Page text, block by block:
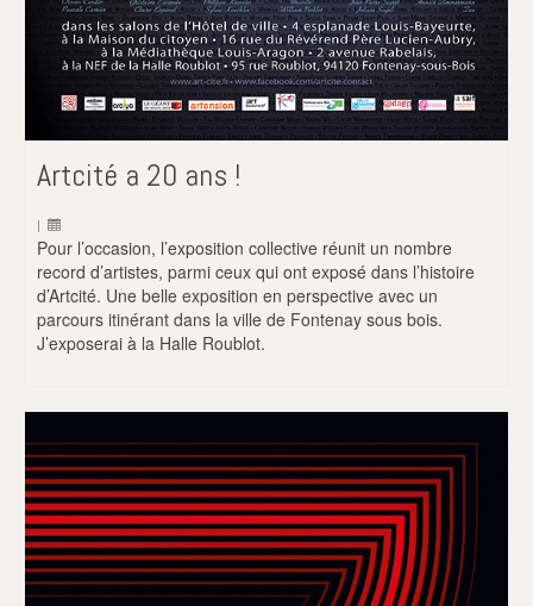
Artcité a 20 ans !
|
Pour l’occasion, l’exposition collective réunit un nombre
record d’artistes, parmi ceux qui ont exposé dans l’histoire
d’Artcité. Une belle exposition en perspective avec un
parcours itinérant dans la ville de Fontenay sous bois.
J’exposerai à la Halle Roublot.